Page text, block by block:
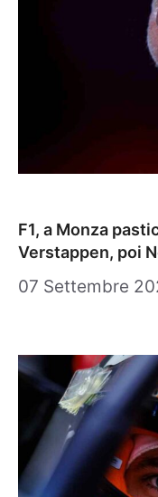
F1, a Monza
Verstappen, poi
07 Settembre